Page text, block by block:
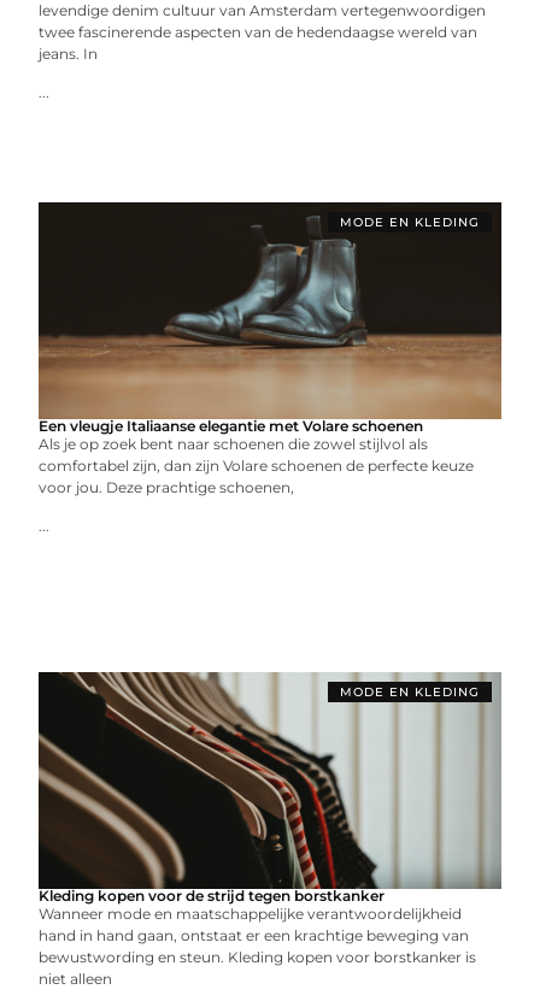
levendige denim cultuur van Amsterdam vertegenwoordigen
twee fascinerende aspecten van de hedendaagse wereld van
jeans. In
...
MODE EN KLEDING
Een vleugje Italiaanse elegantie met Volare schoenen
Als je op zoek bent naar schoenen die zowel stijlvol als
comfortabel zijn, dan zijn Volare schoenen de perfecte keuze
voor jou. Deze prachtige schoenen,
...
MODE EN KLEDING
Kleding kopen voor de strijd tegen borstkanker
Wanneer mode en maatschappelijke verantwoordelijkheid
hand in hand gaan, ontstaat er een krachtige beweging van
bewustwording en steun. Kleding kopen voor borstkanker is
niet alleen